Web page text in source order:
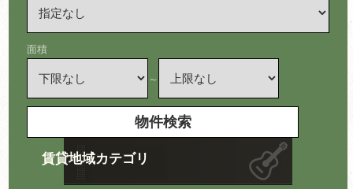
面積
～
賃貸地域カテゴリ